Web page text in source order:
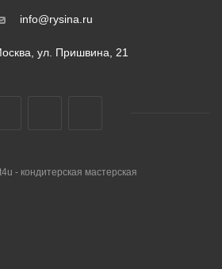
info@rysina.ru
ул. Пришвина, 21
- кондитерская мастерская